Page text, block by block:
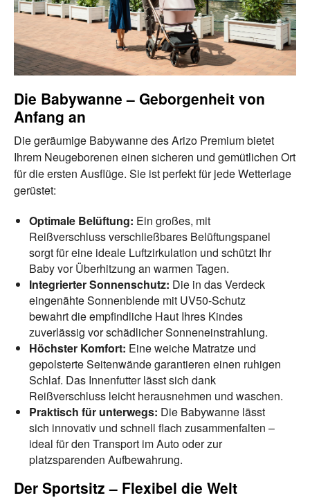
Die Babywanne – Geborgenheit von
Anfang an
Die geräumige Babywanne des Arizo Premium bietet
Ihrem Neugeborenen einen sicheren und gemütlichen Ort
für die ersten Ausflüge. Sie ist perfekt für jede Wetterlage
gerüstet:
Optimale Belüftung: Ein großes, mit
Reißverschluss verschließbares Belüftungspanel
sorgt für eine ideale Luftzirkulation und schützt Ihr
Baby vor Überhitzung an warmen Tagen.
Integrierter Sonnenschutz: Die in das Verdeck
eingenähte Sonnenblende mit UV50-Schutz
bewahrt die empfindliche Haut Ihres Kindes
zuverlässig vor schädlicher Sonneneinstrahlung.
Höchster Komfort: Eine weiche Matratze und
gepolsterte Seitenwände garantieren einen ruhigen
Schlaf. Das Innenfutter lässt sich dank
Reißverschluss leicht herausnehmen und waschen.
Praktisch für unterwegs: Die Babywanne lässt
sich innovativ und schnell flach zusammenfalten –
ideal für den Transport im Auto oder zur
platzsparenden Aufbewahrung.
Der Sportsitz – Flexibel die Welt